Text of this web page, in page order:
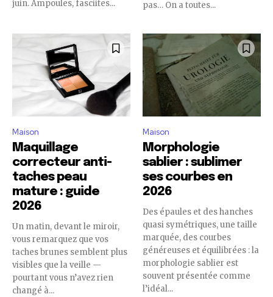
juin. Ampoules, fasciites... pas… On a toutes...
Maison
Maquillage
correcteur anti-
taches peau
mature : guide
2026
Un matin, devant le miroir,
vous remarquez que vos
taches brunes semblent plus
visibles que la veille —
pourtant vous n’avez rien
changé à...
Maison
Morphologie
sablier : sublimer
ses courbes en
2026
Des épaules et des hanches
quasi symétriques, une taille
marquée, des courbes
généreuses et équilibrées : la
morphologie sablier est
souvent présentée comme
l’idéal...